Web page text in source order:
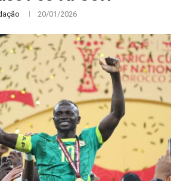
20/01/2026